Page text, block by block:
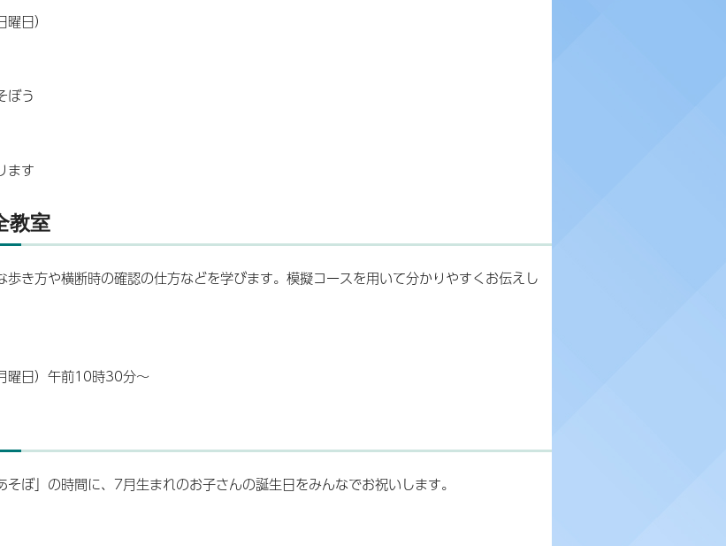
日）
ぼう
ます
教室
歩き方や横断時の確認の仕方などを学びます。模擬コースを用いて分かりやすくお伝えし
曜日）午前10時30分～
そぼ」の時間に、7月生まれのお子さんの誕生日をみんなでお祝いします。